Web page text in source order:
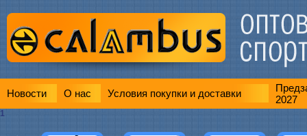
Новости О нас Условия покупки и доставки
2027
1